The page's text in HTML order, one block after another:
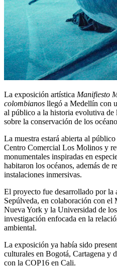
La exposición artística Manifiesto
colombianos llegó a Medellín con
al público a la historia evolutiva
sobre la conservación de los
La muestra estará abierta al
Centro Comercial Los Molinos y
monumentales inspiradas en
habitaron los océanos, además de
instalaciones inmersivas.
El proyecto fue desarrollado por la
Sepúlveda, en colaboración con el
Nueva York y la Universidad de
investigación enfocada en la
ambiental.
La exposición ya había sido
culturales en Bogotá, Cartagena y
con la COP16 en Cali.